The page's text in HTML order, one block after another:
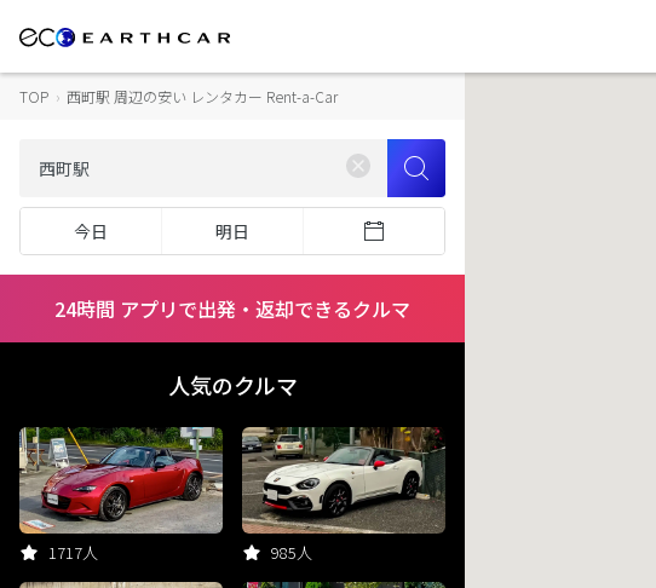
TOP › 西町駅 周辺の安い レンタカー Rent-a-Car
今日 明日
24時間 アプリで出発・返却できるクルマ
人気のクルマ
1717人 985人